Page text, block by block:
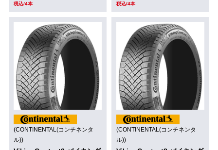
税込/4本 税込/4本
(CONTINENTAL(コンチネンタ
ル))
(CONTINENTAL(コンチネンタ
ル))